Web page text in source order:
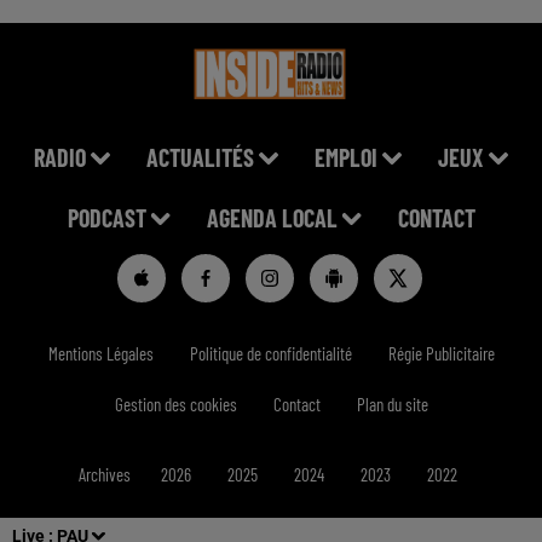
Live : PAU
RADIO ACTUALITÉS EMPLOI JEUX
PODCAST AGENDA LOCAL CONTACT
Mentions Légales Politique de confidentialité Régie Publicitaire
Gestion des cookies Contact Plan du site
Archives 2026 2025 2024 2023 2022